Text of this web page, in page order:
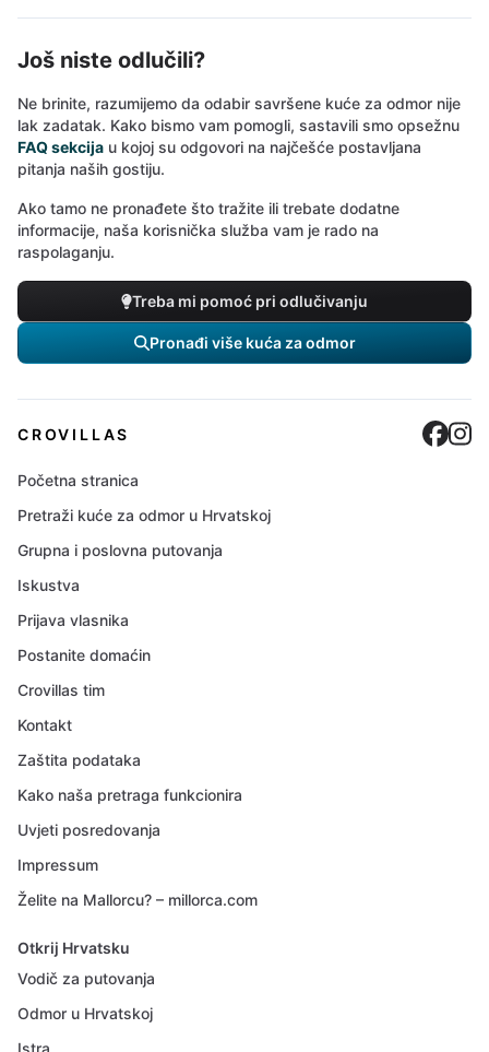
Još niste odlučili?
Ne brinite, razumijemo da odabir savršene kuće za odmor nije
lak zadatak. Kako bismo vam pomogli, sastavili smo opsežnu
FAQ sekcija u kojoj su odgovori na najčešće postavljana
pitanja naših gostiju.
Ako tamo ne pronađete što tražite ili trebate dodatne
informacije, naša korisnička služba vam je rado na
raspolaganju.
Treba mi pomoć pri odlučivanju
Pronađi više kuća za odmor
CROVILLAS
Početna stranica
Pretraži kuće za odmor u Hrvatskoj
Grupna i poslovna putovanja
Iskustva
Prijava vlasnika
Postanite domaćin
Crovillas tim
Kontakt
Zaštita podataka
Kako naša pretraga funkcionira
Uvjeti posredovanja
Impressum
Želite na Mallorcu? – millorca.com
Otkrij Hrvatsku
Vodič za putovanja
Odmor u Hrvatskoj
Istra